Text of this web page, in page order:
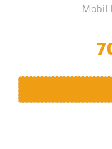
Mobil